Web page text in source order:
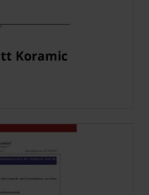
Koramic